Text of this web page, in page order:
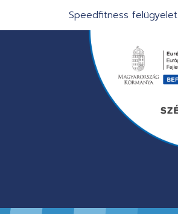
Speedfitness felügyelet